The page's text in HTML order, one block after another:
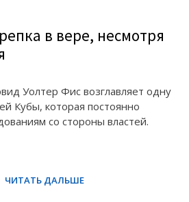
в вере, несмотря
Уолтер Фис возглавляет одну
Кубы, которая постоянно
со стороны властей.